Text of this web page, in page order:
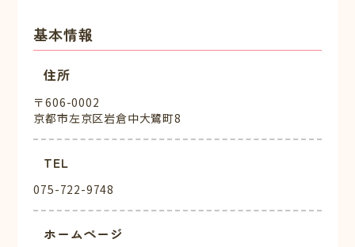
基本情報
住所
〒606-0002
京都市左京区岩倉中大鷺町8
TEL
075-722-9748
ホームページ